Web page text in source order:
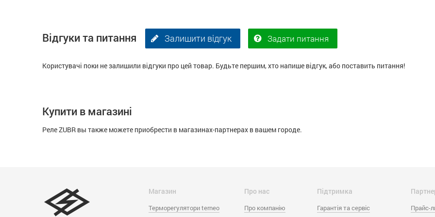
Відгуки та питання Залишити відгук Задати питання
Користувачі поки не залишили відгуки про цей товар. Будьте першим, хто напише відгук, або поставить питання!
Купити в магазині
Реле ZUBR вы также можете приобрести в магазинах-партнерах в вашем городе.
Магазин
Терморегулятори terneo
Про нас
Про компанію
Підтримка
Гарантія та сервіс
Прайс-